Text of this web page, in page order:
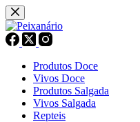
Pular
para
o
conteúdo
Produtos Doce
Vivos Doce
Produtos Salgada
Vivos Salgada
Repteis